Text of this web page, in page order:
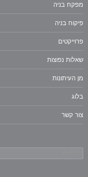
מפקח בניה
פיקוח בניה
פרוייקטים
שאלות נפוצות
מן העיתונות
בלוג
צור קשר